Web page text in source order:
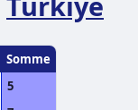
Somme
5